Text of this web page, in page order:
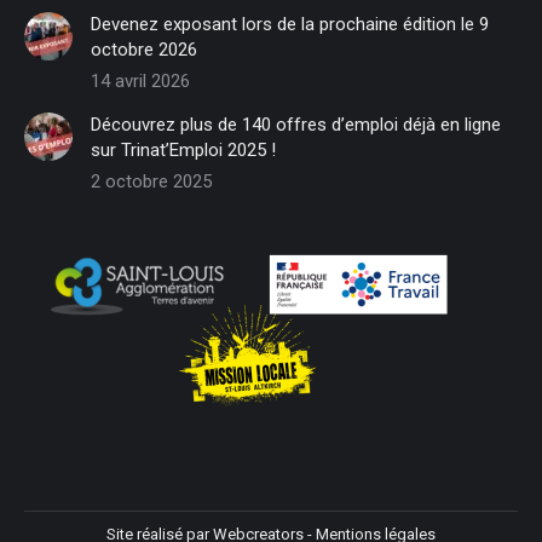
in
new
window
new
window
in
new
window
in
new
window
in
new
window
in
Devenez exposant lors de la prochaine édition le 9
octobre 2026
14 avril 2026
Découvrez plus de 140 offres d’emploi déjà en ligne
sur Trinat’Emploi 2025 !
2 octobre 2025
Site réalisé parWebcreators - Mentions légales